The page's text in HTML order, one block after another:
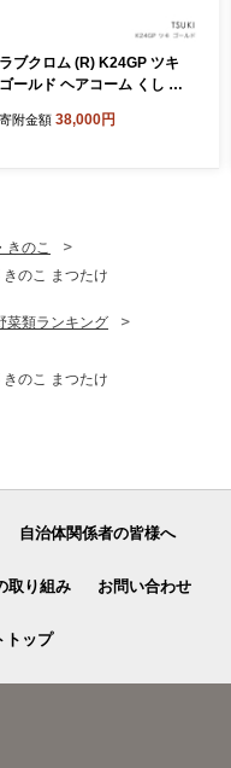
ラブクロム (R) K24GP ツキ
ゴールド ヘアコーム くし コ
や ヘアケア 駒ヶ根市
寄附金額 38,000円
きのこ
のこ まつたけ
菜類ランキング
のこ まつたけ
自治体関係者の皆様へ
取り組み お問い合わせ
トップ